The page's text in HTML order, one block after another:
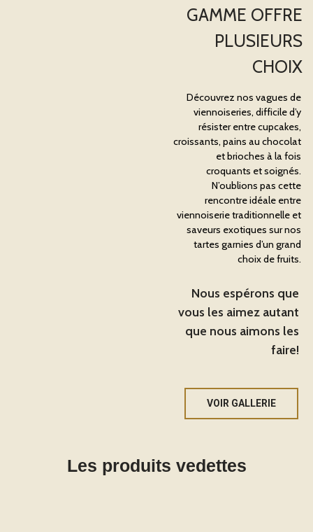
GAMME OFFRE
PLUSIEURS
CHOIX
Découvrez nos vagues de
viennoiseries, difficile d’y
résister entre cupcakes,
croissants, pains au chocolat
et brioches à la fois
croquants et soignés.
N’oublions pas cette
rencontre idéale entre
viennoiserie traditionnelle et
saveurs exotiques sur nos
tartes garnies d’un grand
choix de fruits.
Nous espérons que
vous les aimez autant
que nous aimons les
faire!
VOIR GALLERIE
Les produits vedettes